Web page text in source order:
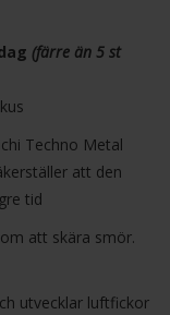
(färre än 5 st
Techno Metal
att den
tid
att skära smör.
utvecklar luftfickor